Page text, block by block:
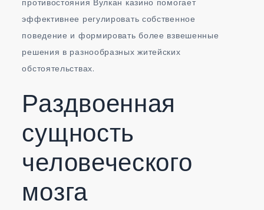
эффективнее регулировать собственное
поведение и формировать более взвешенные
решения в разнообразных житейских
обстоятельствах.
Раздвоенная
сущность
человеческого
мозга